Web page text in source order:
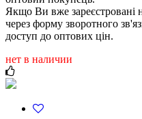
Якщо Ви вже зареєстровані
через форму зворотного
доступ до оптових цін.
нет в наличии